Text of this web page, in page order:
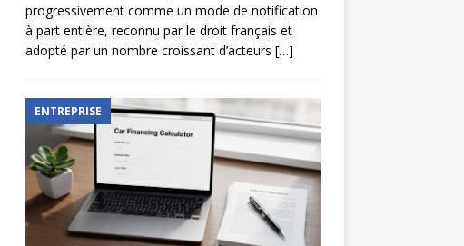
progressivement comme un mode de notification
à part entière, reconnu par le droit français et
adopté par un nombre croissant d’acteurs […]
ENTREPRISE